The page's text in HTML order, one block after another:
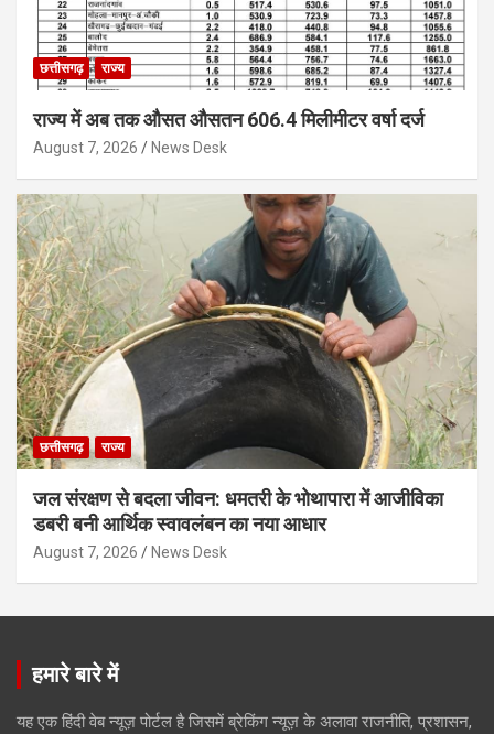
छत्तीसगढ़ राज्य
राज्य में अब तक औसत औसतन 606.4 मिलीमीटर वर्षा दर्ज
August 7, 2026 News Desk
छत्तीसगढ़ राज्य
जल संरक्षण से बदला जीवन: धमतरी के भोथापारा में आजीविका
डबरी बनी आर्थिक स्वावलंबन का नया आधार
August 7, 2026 News Desk
हमारे बारे में
यह एक हिंदी वेब न्यूज़ पोर्टल है जिसमें ब्रेकिंग न्यूज़ के अलावा राजनीति, प्रशासन,